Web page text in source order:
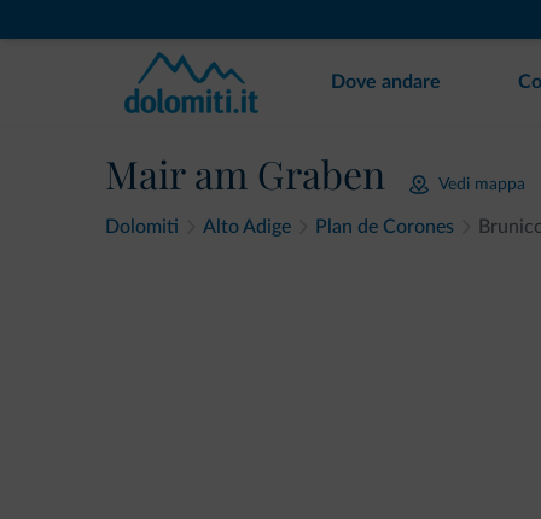
Dove andare
Mair am Graben Vedi mappa
Dolomiti Alto Adige Plan de Corones